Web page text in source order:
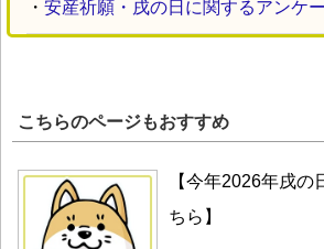
・ 安産祈願・戌の日に関するアンケ
こちらのページもおすすめ
【今年2026年戌の
ちら】